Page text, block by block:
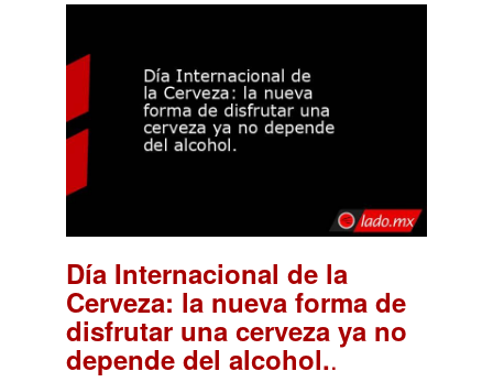
Día Internacional de la
Cerveza: la nueva forma de
disfrutar una cerveza ya no
depende del alcohol..